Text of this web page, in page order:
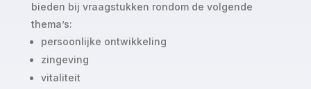
bieden bij vraagstukken rondom de volgende
thema’s:
persoonlijke ontwikkeling
zingeving
vitaliteit